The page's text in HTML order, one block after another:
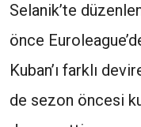
Selanik’te
önce
Kuban’ı farklı
de sezon öncesi